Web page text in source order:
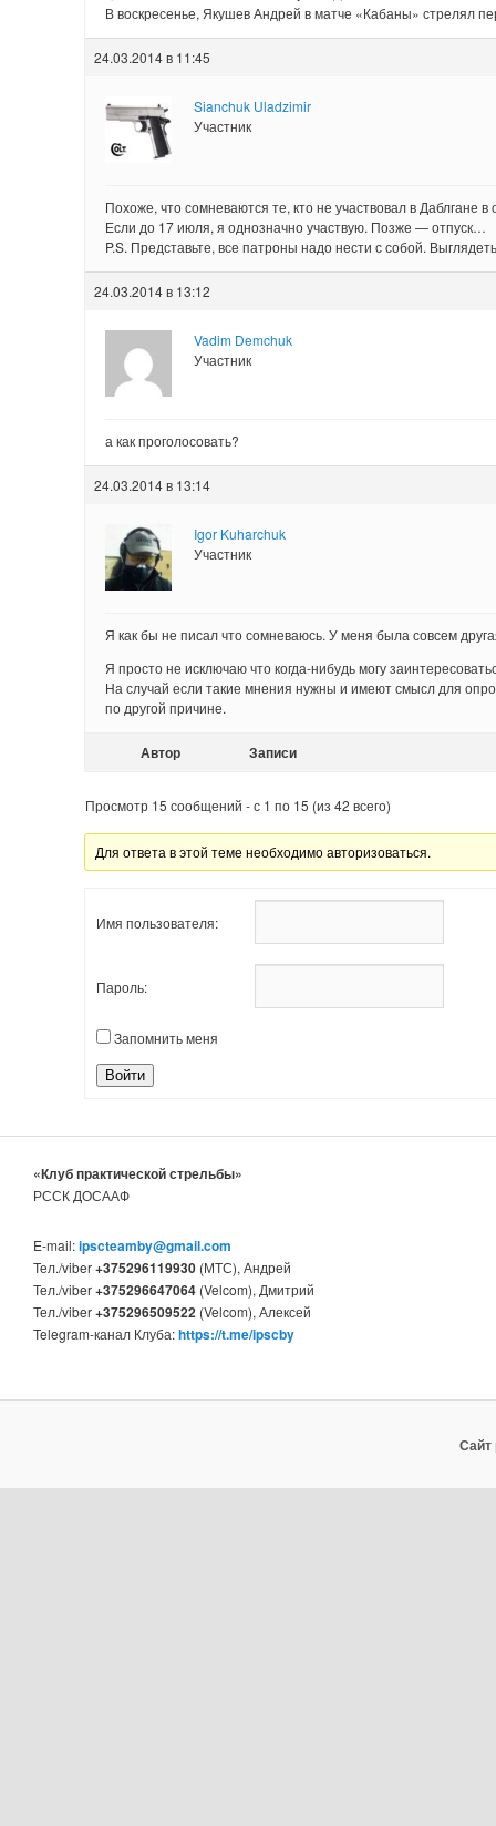
В воскресенье, Якушев Андрей в матче «Кабаны» стрелял
24.03.2014 в 11:45
Sianchuk Uladzimir
Участник
Похоже, что сомневаются те, кто не участвовал в Даблгане
Если до 17 июля, я однозначно участвую. Позже — отпуск…
P.S. Представьте, все патроны надо нести с собой.
24.03.2014 в 13:12
Vadim Demchuk
Участник
а как проголосовать?
24.03.2014 в 13:14
Igor Kuharchuk
Участник
Я как бы не писал что сомневаюсь. У меня была совсем
Я просто не исключаю что когда-нибудь могу
На случай если такие мнения нужны и имеют смысл для
по другой причине.
Автор Записи
Просмотр 15 сообщений - с 1 по 15 (из 42 всего)
Для ответа в этой теме необходимо авторизоваться.
Имя пользователя:
Пароль:
Запомнить меня
Войти
«Клуб практической стрельбы»
РССК ДОСААФ
E-mail:ipscteamby@gmail.com
Тел./viber+375296119930 (МТС), Андрей
Тел./viber+375296647064 (Velcom), Дмитрий
Тел./viber+375296509522 (Velcom), Алексей
Telegram-канал Клуба:https://t.me/ipscby
Сайт